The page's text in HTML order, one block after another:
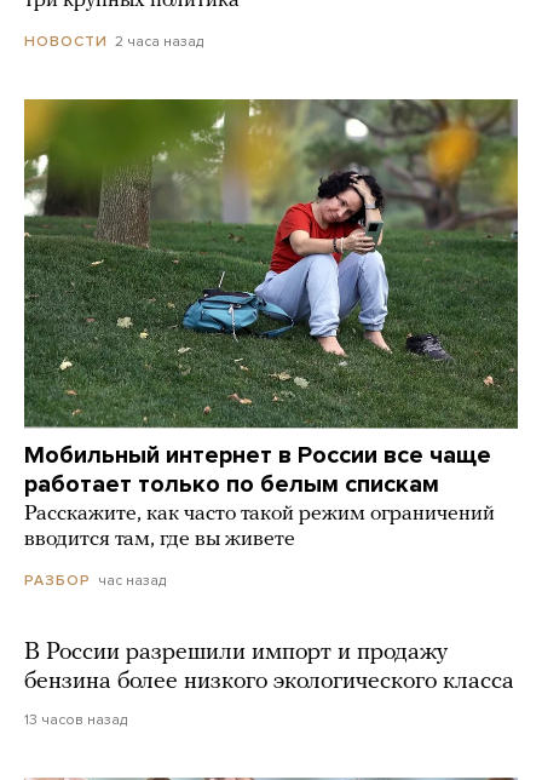
НОВОСТИ 2 часа назад
Мобильный интернет в России все чаще
работает только по белым спискам
Расскажите, как часто такой режим ограничений
вводится там, где вы живете
РАЗБОР час назад
В России разрешили импорт и продажу
бензина более низкого экологического класса
13 часов назад